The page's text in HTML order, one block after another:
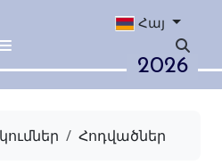
Հայ
2026
Հոդվածներ